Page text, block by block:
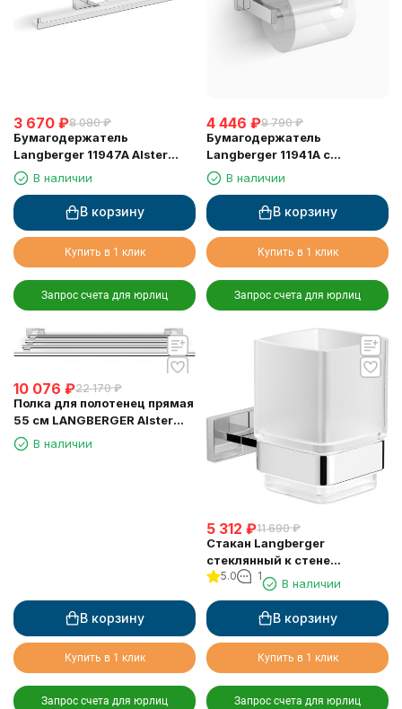
3 670 ₽8 080 ₽
Бумагодержатель
Langberger 11947A Alster
двойной
В наличии
В корзину
Купить в 1 клик
Запрос счета для юрлиц
4 446 ₽9 790 ₽
Бумагодержатель
Langberger 11941A с
крышкой горизонтальный
В наличии
В корзину
Купить в 1 клик
Запрос счета для юрлиц
10 076 ₽22 170 ₽
Полка для полотенец прямая
55 см LANGBERGER Alster
10903BВ наличии
В корзину
Купить в 1 клик
Запрос счета для юрлиц
5 312 ₽11 690 ₽
Стакан Langberger
стеклянный к стене
квадратный 11911A
5.0 1
В наличии
В корзину
Купить в 1 клик
Запрос счета для юрлиц